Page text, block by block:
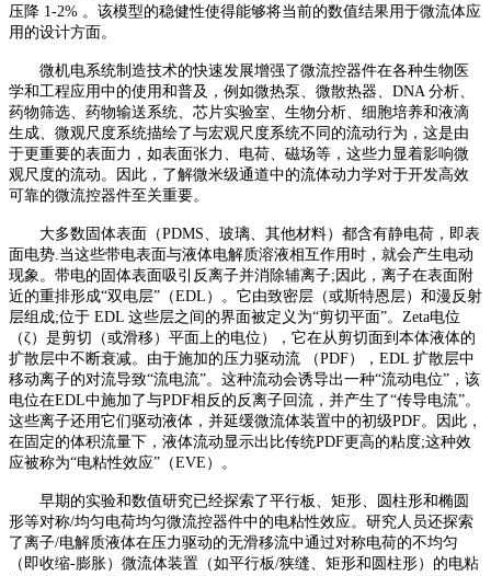
压降 1-2% 。该模型的稳健性使得能够将当前的数值结果用于微流体应
用的设计方面。
微机电系统制造技术的快速发展增强了微流控器件在各种生物医
学和工程应用中的使用和普及，例如微热泵、微散热器、 DNA 分析、
药物筛选、药物输送系统、芯片实验室、生物分析、细胞培养和液滴
生成、微观尺度系统描绘了与宏观尺度系统不同的流动行为，这是由
于更重要的表面力，如表面张力、电荷、磁场等，这些力显着影响微
观尺度的流动。因此，了解微米级通道中的流体动力学对于开发高效
可靠的微流控器件至关重要。
大多数固体表面（PDMS、玻璃、其他材料）都含有静电荷，即表
面电势.当这些带电表面与液体电解质溶液相互作用时，就会产生电动
现象。带电的固体表面吸引反离子并消除辅离子;因此，离子在表面附
近的重排形成“双电层”（EDL）。它由致密层（或斯特恩层）和漫反射
层组成;位于 EDL 这些层之间的界面被定义为“剪切平面”。Zeta电位
（ζ）是剪切（或滑移）平面上的电位），它在从剪切面到本体液体的
扩散层中不断衰减。由于施加的压力驱动流 （PDF），EDL 扩散层中
移动离子的对流导致“流电流”。这种流动会诱导出一种“流动电位”，该
电位在EDL中施加了与PDF相反的反离子回流，并产生了“传导电流”。
这些离子还用它们驱动液体，并延缓微流体装置中的初级PDF。因此，
在固定的体积流量下，液体流动显示出比传统PDF更高的粘度;这种效
应被称为“电粘性效应”（EVE）。
早期的实验和数值研究已经探索了平行板、矩形、圆柱形和椭圆
形等对称/均匀电荷均匀微流控器件中的电粘性效应。研究人员还探索
了离子/电解质液体在压力驱动的无滑移流中通过对称电荷的不均匀
（即收缩-膨胀）微流体装置（如平行板/狭缝、矩形和圆柱形）的电粘